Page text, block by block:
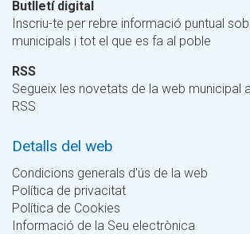
Butlletí digital
Inscriu-te per rebre informació puntual
municipals i tot el que es fa al poble
RSS
Segueix les novetats de la web municipal
RSS
Detalls del web
Condicions generals d'ús de la web
Política de privacitat
Política de Cookies
Informació de la Seu electrònica